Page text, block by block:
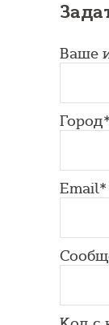
Ваше
Город*
Email*